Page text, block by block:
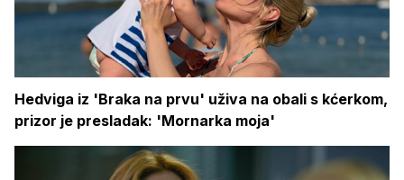
Hedviga iz 'Braka na prvu' uživa na obali s kćerkom,
prizor je presladak: 'Mornarka moja'